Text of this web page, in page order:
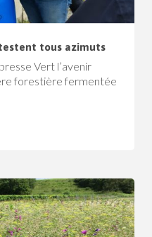
tous azimuts
Vert l’avenir
forestière fermentée